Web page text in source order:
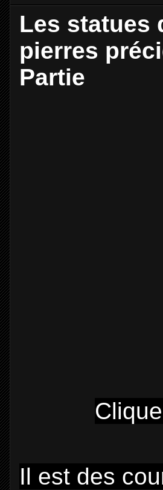
Les statues
pierres
Partie
Il est des